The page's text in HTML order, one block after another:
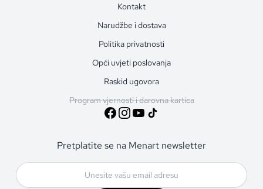
Kontakt
Narudžbe i dostava
Politika privatnosti
Opći uvjeti poslovanja
Raskid ugovora
Program vjernosti i darovna kartica
Pretplatite se na Menart newsletter